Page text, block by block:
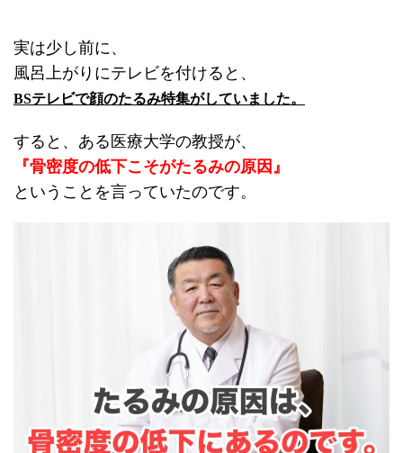
実は少し前に、
風呂上がりにテレビを付けると、
BSテレビで顔のたるみ特集がしていました。
すると、ある医療大学の教授が、
『骨密度の低下こそがたるみの原因』
ということを言っていたのです。